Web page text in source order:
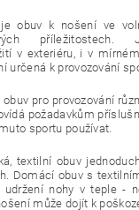
obuv k nošení ve
v exteriéru, i v
určená k provozování
pro provozování
požadavkům
sportu používat.
textilní obuv
Domácí obuv s
udržení nohy v teple -
může dojít k